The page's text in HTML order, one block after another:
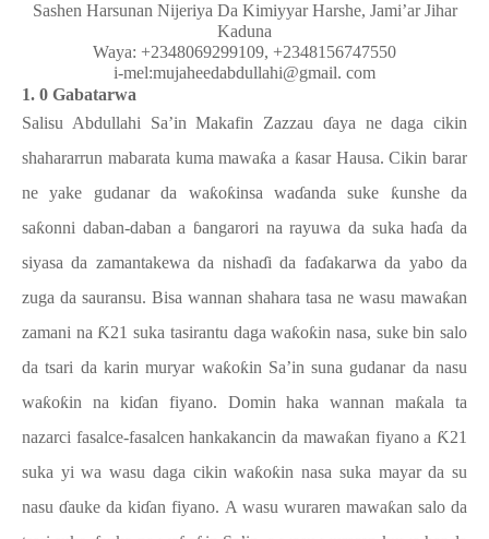
Sashen Harsunan Nijeriya Da Kimiyyar Harshe, Jami’ar Jihar
Kaduna
Waya: +2348069299109, +2348156747550
i-mel:mujaheedabdullahi@gmail. com
1. 0 Gabatarwa
Salisu Abdullahi Sa’in Makafin Zazzau ɗaya ne daga cikin
shahararrun mabarata kuma mawaƙa a ƙasar Hausa.Cikin barar
ne yake gudanar da waƙoƙinsa waɗanda suke ƙunshe da
saƙonni daban-daban a ɓangarori na rayuwa da suka haɗa da
siyasa da zamantakewa da nishaɗi da faɗakarwa da yabo da
zuga da sauransu. Bisa wannan shahara tasa ne wasu mawaƙan
zamani na Ƙ21 suka tasirantu daga waƙoƙin nasa, suke bin salo
da tsari da karin muryar waƙoƙin Sa’in suna gudanar da nasu
waƙoƙin na kiɗan fiyano. Domin haka wannan maƙala ta
nazarci fasalce-fasalcen hankakancin da mawaƙan fiyano a Ƙ21
suka yi wa wasu daga cikin waƙoƙin nasa suka mayar da su
nasuɗauke da kiɗan fiyano. A wasu wuraren mawaƙan salo da